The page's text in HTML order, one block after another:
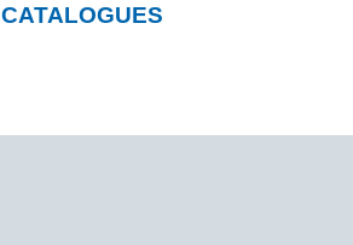
CATALOGUES